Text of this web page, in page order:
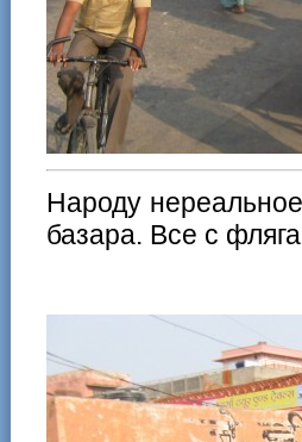
Народу
базара. Все с